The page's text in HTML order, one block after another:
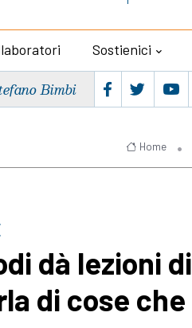
Sostienici
Bimbi
Home
dà lezioni
di cose che